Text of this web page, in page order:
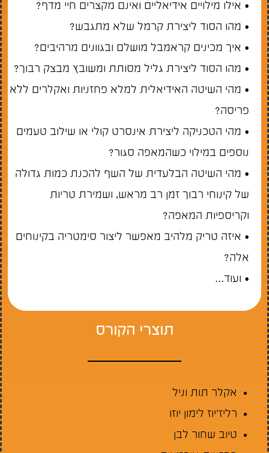
• אילו מילויים אידיאליים ואינם מקצרים חיי מדף?
• מהו הסוד ליצירת קרמל שלא מתגבש?
• איך מכינים קראמבל מושלם ובגוונים מרהיבים?
• מהו הסוד ליצירת גליל מסותת ומשובץ מבצק רבוך?
• מהי השיטה האידיאלית למלא פחזניות ואקלרים ללא
פריסה?
• מהי הטכניקה ליצירת אינסרט קולי או שילוב טעמים
נוספים במילוי כשהמאפה סגור?
• מהי השיטה הבלעדית של השף להכנת כמות גדולה
של קינוחי רבוך זמן רב מראש, ושמירת טריות
וקריספיות המאפה?
• איזה טריק מלהיב מאפשר ליצור סימטריה בקינוחים
אלה?
• ועוד…
תוצרי הקורס
אקלר תות וניל
רליז’יוז לימון יוזו
טיוב שחור לבן